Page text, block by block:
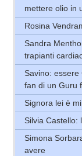
mettere olio in
Rosina
Sandra
trapianti
Savino: essere
fan di un Guru
Signora lei è
Silvia Castello:
Simona
avere